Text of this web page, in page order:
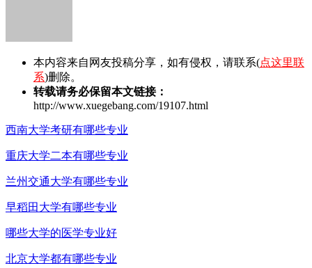
本内容来自网友投稿分享，如有侵权，请联系(点这里联
系)删除。
转载请务必保留本文链接：
http://www.xuegebang.com/19107.html
西南大学考研有哪些专业
重庆大学二本有哪些专业
兰州交通大学有哪些专业
早稻田大学有哪些专业
哪些大学的医学专业好
北京大学都有哪些专业